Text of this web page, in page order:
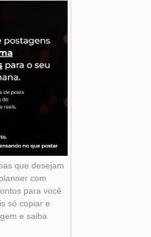
que desejam
com
para você
só copiar e
e saiba